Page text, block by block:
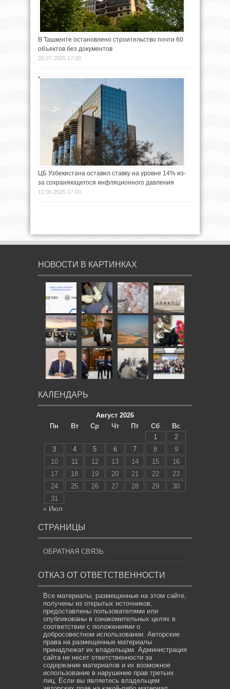
В Ташкенте остановлено строительство почти 60
объектов без документов
28.07.2025 17:00
ЦБ Узбекистана оставил ставку на уровне 14% из-
за сохраняющегося инфляционного давления
12.06.2025 17:00
НОВОСТИ В КАРТИНКАХ
КАЛЕНДАРЬ
Август 2026
Пн
Вт Ср Чт Пт Сб
Вс
1
2
3
4 5 6 7 8
9
10
11 12 13 14 15
16
17
18 19 20 21 22
23
24
25 26 27 28 29
30
31
« Июл
СТРАНИЦЫ
ОБРАТНАЯ СВЯЗЬ
ОТКАЗ ОТ ОТВЕТСТВЕННОСТИ
Все материалы, размещенные на этом сайте,
получены из открытых источников,
предоставлены пользователями или
опубликованы в ознакомительных целях в
соответствии с положениями о
добросовестном использовании. Авторские
права на размещенные материалы
принадлежат их владельцам. Администрация
сайта не несет ответственности за
содержание материалов и их возможное
использование в нарушение прав третьих
лиц. Если вы являетесь владельцем